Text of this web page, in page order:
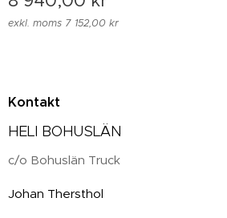
exkl. moms 7 152,00 kr
Kontakt
HELI BOHUSLÄN
c/o Bohuslän Truck
Johan Thersthol